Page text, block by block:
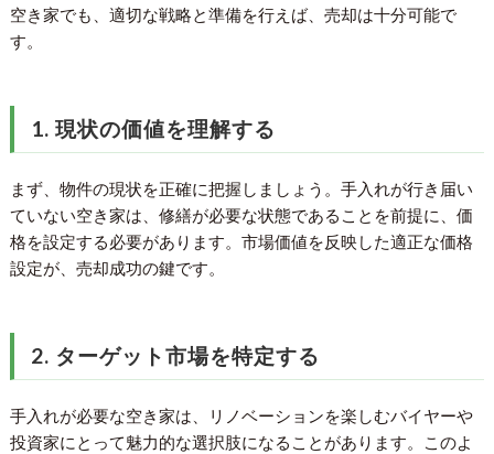
空き家でも、適切な戦略と準備を行えば、売却は十分可能で
す。
1. 現状の価値を理解する
まず、物件の現状を正確に把握しましょう。手入れが行き届い
ていない空き家は、修繕が必要な状態であることを前提に、価
格を設定する必要があります。市場価値を反映した適正な価格
設定が、売却成功の鍵です。
2. ターゲット市場を特定する
手入れが必要な空き家は、リノベーションを楽しむバイヤーや
投資家にとって魅力的な選択肢になることがあります。このよ